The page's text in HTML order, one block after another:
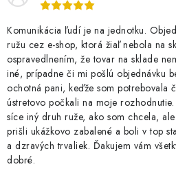
Komunikácia ľudí je na jednotku.
ružu cez e-shop, ktorá žiaľ nebola na
ospravedlnením, že tovar na sklade
iné, prípadne či mi pošlú objednávku
ochotná pani, keďže som potrebovala
ústretovo počkali na moje
síce iný druh ruže, ako som chcela,
prišli ukážkovo zabalené a boli v top
a dzravých trvaliek. Ďakujem vám
dobré.